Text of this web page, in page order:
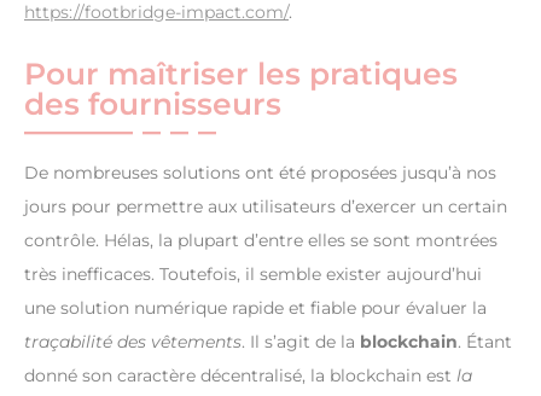
https://footbridge-impact.com/.
Pour maîtriser les pratiques
des fournisseurs
De nombreuses solutions ont été proposées jusqu’à nos
jours pour permettre aux utilisateurs d’exercer un certain
contrôle. Hélas, la plupart d’entre elles se sont montrées
très inefficaces. Toutefois, il semble exister aujourd’hui
une solution numérique rapide et fiable pour évaluer la
traçabilité des vêtements. Il s’agit de la blockchain. Étant
donné son caractère décentralisé, la blockchain est la